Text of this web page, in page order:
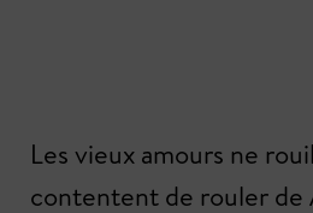
Les vieux amours ne
contentent de rouler de